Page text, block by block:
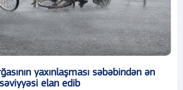
yaxınlaşması səbəbindən ən
elan edib